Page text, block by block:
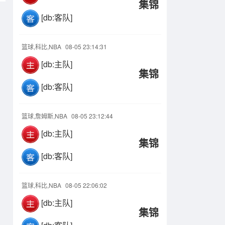
[db:客队]
集锦
篮球,科比,NBA 08-05 23:14:31
[db:主队]
[db:客队]
集锦
篮球,詹姆斯,NBA 08-05 23:12:44
[db:主队]
[db:客队]
集锦
篮球,科比,NBA 08-05 22:06:02
[db:主队]
集锦